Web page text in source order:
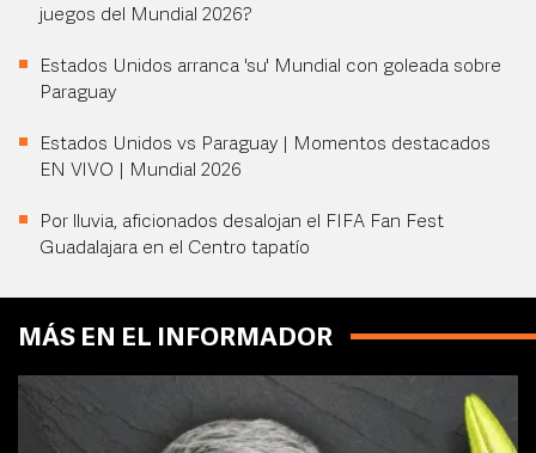
juegos del Mundial 2026?
Estados Unidos arranca 'su' Mundial con goleada sobre
Paraguay
Estados Unidos vs Paraguay | Momentos destacados
EN VIVO | Mundial 2026
Por lluvia, aficionados desalojan el FIFA Fan Fest
Guadalajara en el Centro tapatío
MÁS EN EL INFORMADOR